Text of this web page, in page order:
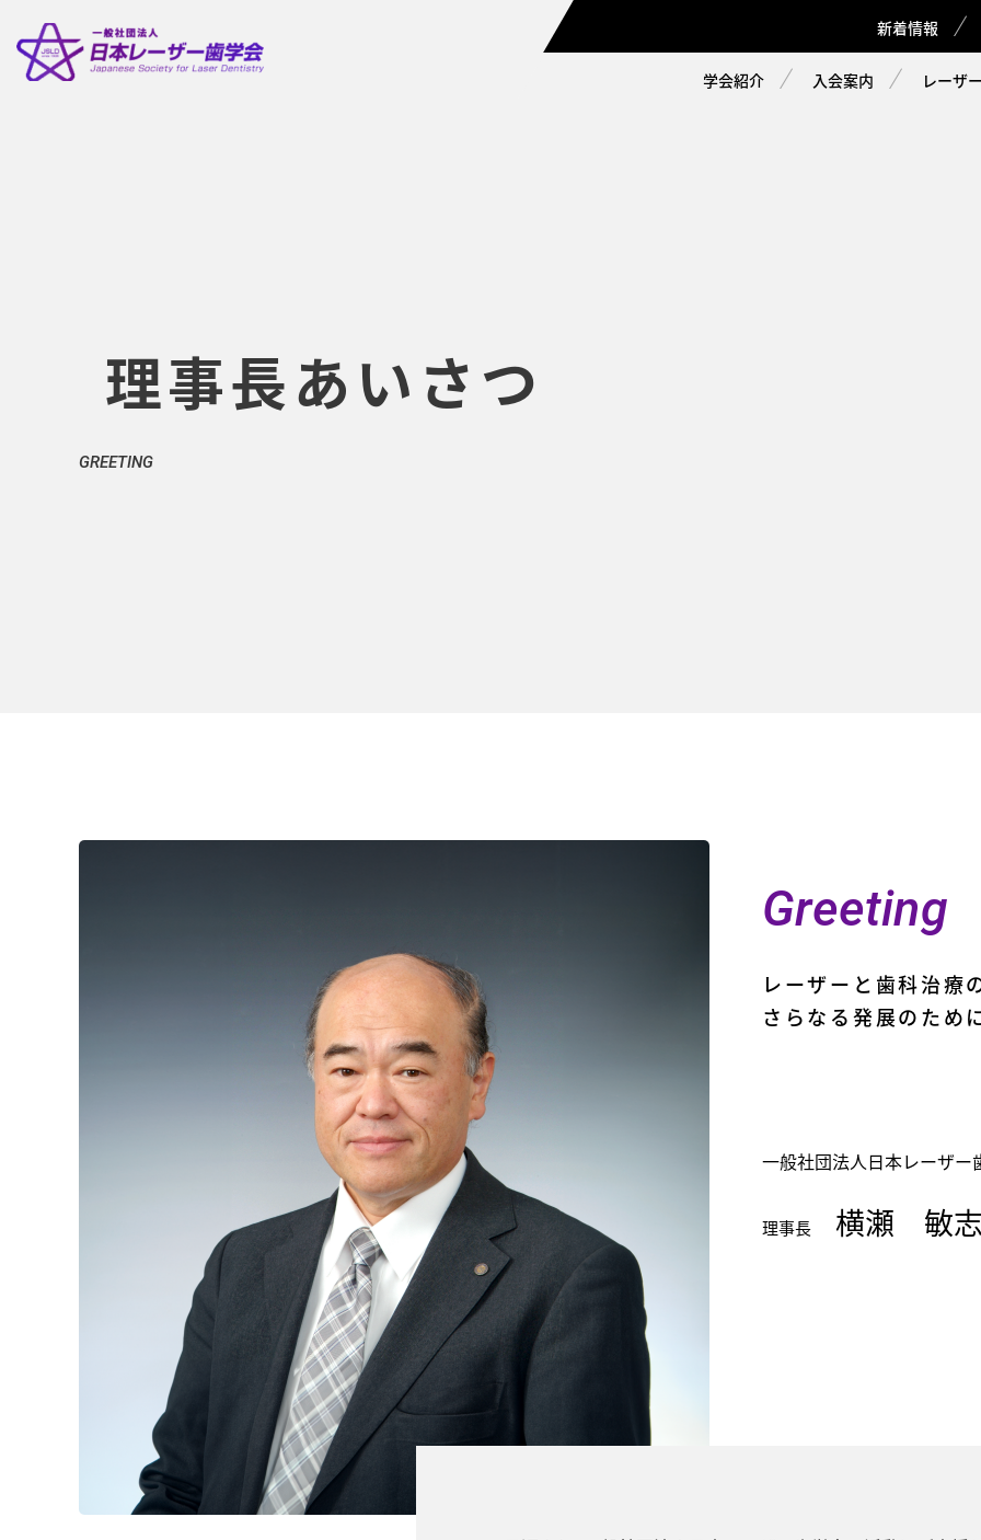
新着情報
学会紹介 入会案内 レーザ
理事長あいさつ
GREETING
Greeting
レーザーと歯科治療
さらなる発展のため
一般社団法人日本レーザー
理事長 横瀬 敏志